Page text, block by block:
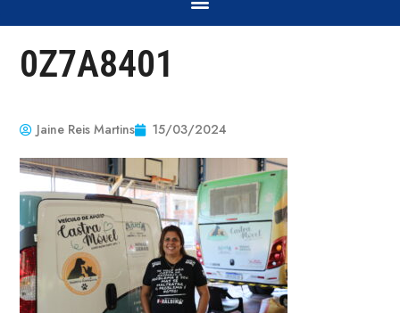
0Z7A8401
Jaine Reis Martins 15/03/2024